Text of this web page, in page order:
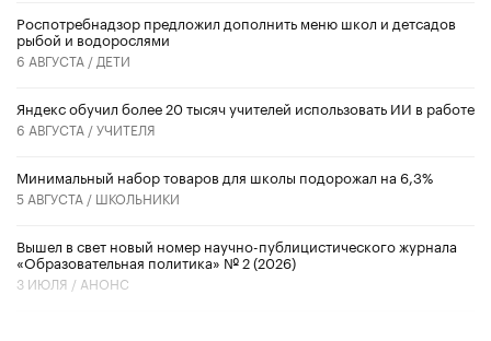
Роспотребнадзор предложил дополнить меню школ и детсадов
рыбой и водорослями
6 АВГУСТА / ДЕТИ
​Яндекс обучил более 20 тысяч учителей использовать ИИ в работе
6 АВГУСТА /УЧИТЕЛЯ
Минимальный набор товаров для школы подорожал на 6,3%
5 АВГУСТА / ШКОЛЬНИКИ
Вышел в свет новый номер научно-публицистического журнала
«Образовательная политика» № 2 (2026)
3 ИЮЛЯ / АНОНС